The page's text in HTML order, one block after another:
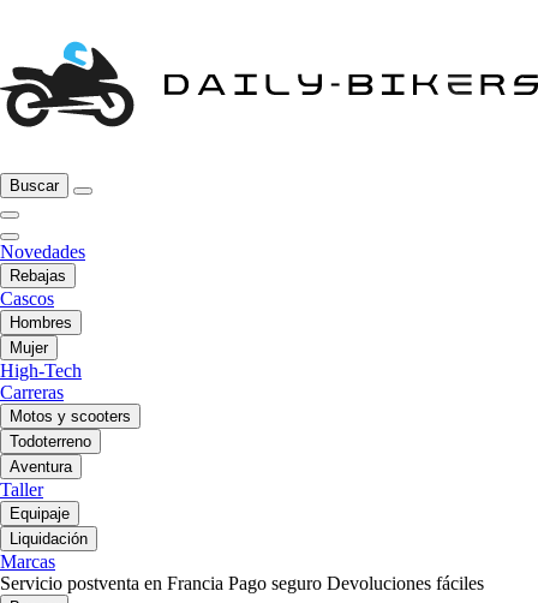
Buscar
Novedades
Rebajas
Cascos
Hombres
Mujer
High-Tech
Carreras
Motos y scooters
Todoterreno
Aventura
Taller
Equipaje
Liquidación
Marcas
Servicio postventa en Francia Pago seguro Devoluciones fáciles